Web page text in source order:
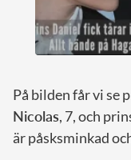
På bilden får vi se
Nicolas, 7, och
är påsksminkad